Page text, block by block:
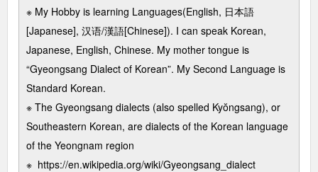
※ My Hobby is learning Languages(English, 日本語
[Japanese], 汉语/漢語[Chinese]). I can speak Korean,
Japanese, English, Chinese. My mother tongue is
“Gyeongsang Dialect of Korean”. My Second Language is
Standard Korean.
※ The Gyeongsang dialects (also spelled Kyŏngsang), or
Southeastern Korean, are dialects of the Korean language
of the Yeongnam region
※ https://en.wikipedia.org/wiki/Gyeongsang_dialect